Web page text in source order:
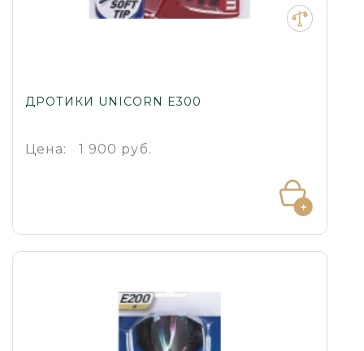
ДРОТИКИ UNICORN E300
Цена: 1 900 руб.